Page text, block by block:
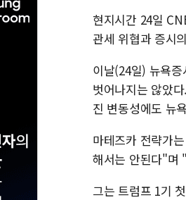
현지시간 24일
관세 위협과 증시
이날(24일) 뉴욕
벗어나지는 않았
진 변동성에도 뉴
마테즈카 전략가
해서는 안된다"며
그는 트럼프 1기